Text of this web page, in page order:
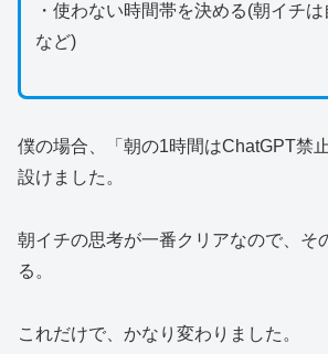
・使わない時間帯を決める(朝イチは
など)
僕の場合、「朝の1時間はChatGPT禁
設けました。
朝イチの思考が一番クリアなので、そ
る。
これだけで、かなり変わりました。